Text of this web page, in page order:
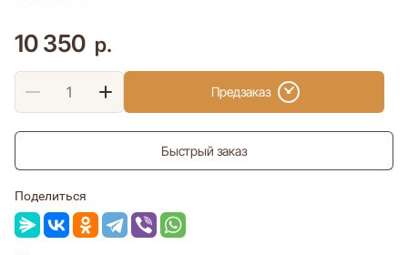
10 350 р.
Предзаказ
Быстрый заказ
Поделиться